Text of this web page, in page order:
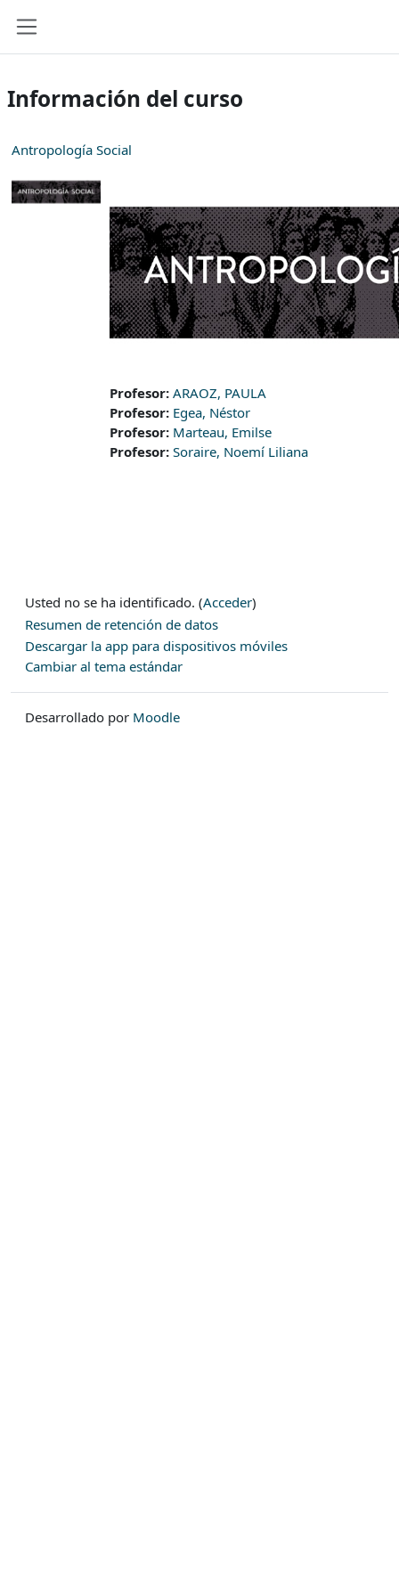
Información del curso
Antropología Social
Profesor: ARAOZ, PAULA
Profesor: Egea, Néstor
Profesor: Marteau, Emilse
Profesor: Soraire, Noemí Liliana
Usted no se ha identificado. (Acceder)
Resumen de retención de datos
Descargar la app para dispositivos móviles
Cambiar al tema estándar
Desarrollado por Moodle